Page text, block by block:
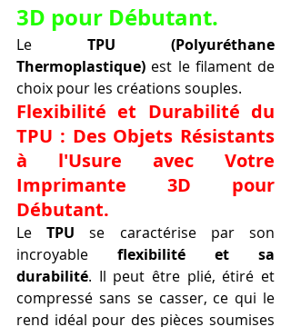
3D pour Débutant.
Le TPU (Polyuréthane
Thermoplastique) est le filament de
choix pour les créations souples.
Flexibilité et Durabilité du
TPU : Des Objets Résistants
à l'Usure avec Votre
Imprimante 3D pour
Débutant.
Le TPU se caractérise par son
incroyable flexibilité et sa
durabilité. Il peut être plié, étiré et
compressé sans se casser, ce qui le
rend idéal pour des pièces soumises